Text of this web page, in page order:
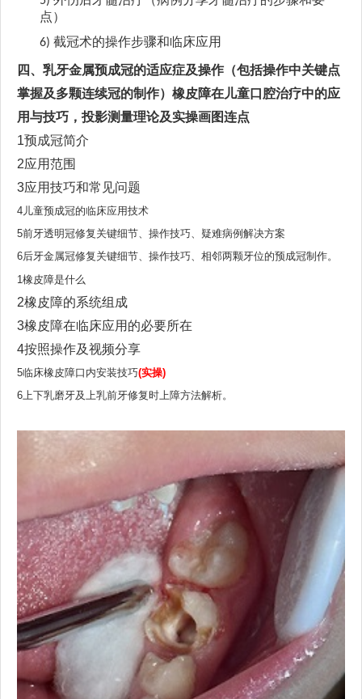
点）
6) 截冠术的操作步骤和临床应用
四、 乳牙金属预成冠的适应症及操作（包括操作中关键点
掌握及多颗连续冠的制作）橡皮障在儿童口腔治疗中的应
用与技巧 ， 投影测量理论及实操画图连点
1预成冠简介
2应用范围
3应用技巧和常见问题
4儿童预成冠的临床应用技术
5前牙透明冠修复关键细节、操作技巧、疑难病例解决方案
6后牙金属冠修复关键细节、操作技巧、相邻两颗牙位的预成冠制作。
1橡皮障是什么
2橡皮障的系统组成
3橡皮障在临床应用的必要所在
4按照操作及视频分享
5临床橡皮障口内安装技巧(实操)
6上下乳磨牙及上乳前牙修复时上障方法解析。